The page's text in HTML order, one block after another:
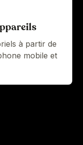
à partir de
mobile et